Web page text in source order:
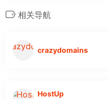
相关导航
crazydomains
HostUp